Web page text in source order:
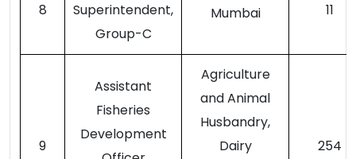
Mumbai
8
Superintendent,
Group-C
11
9
Assistant
Fisheries
Development
Agriculture
and Animal
Husbandry,
Dairy
254